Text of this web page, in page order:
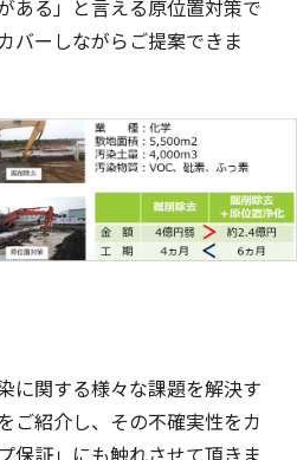
ある」と言える原位置対策で
バーしながらご提案できま
に関する様々な課題を解決す
ご紹介し、その不確実性をカ
保証」にも触れさせて頂きま